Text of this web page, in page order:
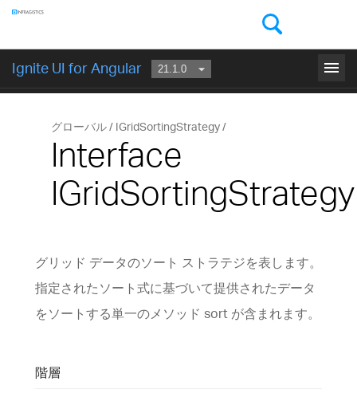
Ignite UI for Angular menu
はじめに
グローバル IGridSortingStrategy
Interface
IGridSortingStrategy
グリッド データのソート ストラテジを表します。
指定されたソート式に基づいて提供されたデータ
をソートする単一のメソッド sort が含まれます。
階層